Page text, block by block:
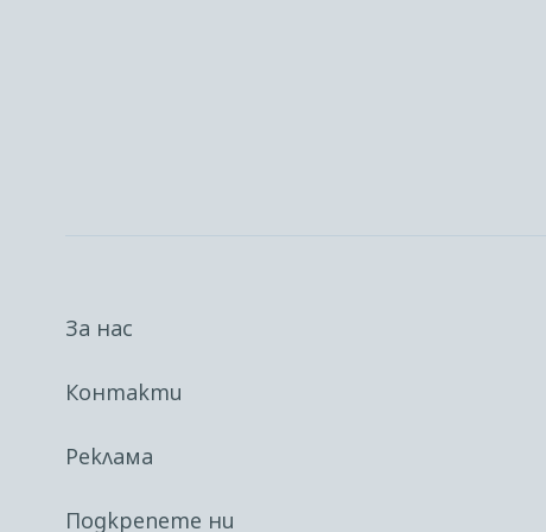
За нас
Контакти
Реклама
Подкрепете ни